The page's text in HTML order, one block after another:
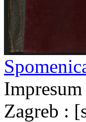
Impresum
Zagreb :